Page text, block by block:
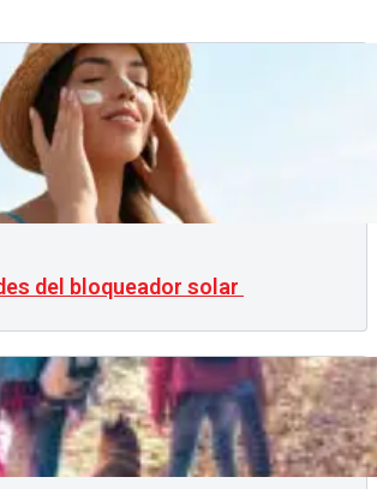
del bloqueador solar